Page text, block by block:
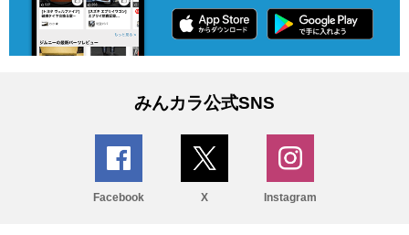
みんカラ公式SNS
Facebook X Instagram